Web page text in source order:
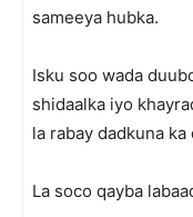
sameeya hubka.
Isku soo wada
shidaalka iyo
la rabay dadkuna
La soco qayba